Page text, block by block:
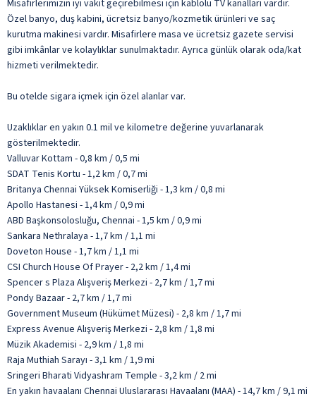
Misafirlerimizin iyi vakit geçirebilmesi için kablolu TV kanalları vardır.
Özel banyo, duş kabini, ücretsiz banyo/kozmetik ürünleri ve saç
kurutma makinesi vardır. Misafirlere masa ve ücretsiz gazete servisi
gibi imkânlar ve kolaylıklar sunulmaktadır. Ayrıca günlük olarak oda/kat
hizmeti verilmektedir.
Bu otelde sigara içmek için özel alanlar var.
Uzaklıklar en yakın 0.1 mil ve kilometre değerine yuvarlanarak
gösterilmektedir.
Valluvar Kottam - 0,8 km / 0,5 mi
SDAT Tenis Kortu - 1,2 km / 0,7 mi
Britanya Chennai Yüksek Komiserliği - 1,3 km / 0,8 mi
Apollo Hastanesi - 1,4 km / 0,9 mi
ABD Başkonsolosluğu, Chennai - 1,5 km / 0,9 mi
Sankara Nethralaya - 1,7 km / 1,1 mi
Doveton House - 1,7 km / 1,1 mi
CSI Church House Of Prayer - 2,2 km / 1,4 mi
Spencer s Plaza Alışveriş Merkezi - 2,7 km / 1,7 mi
Pondy Bazaar - 2,7 km / 1,7 mi
Government Museum (Hükümet Müzesi) - 2,8 km / 1,7 mi
Express Avenue Alışveriş Merkezi - 2,8 km / 1,8 mi
Müzik Akademisi - 2,9 km / 1,8 mi
Raja Muthiah Sarayı - 3,1 km / 1,9 mi
Sringeri Bharati Vidyashram Temple - 3,2 km / 2 mi
En yakın havaalanı Chennai Uluslararası Havaalanı (MAA) - 14,7 km / 9,1 mi